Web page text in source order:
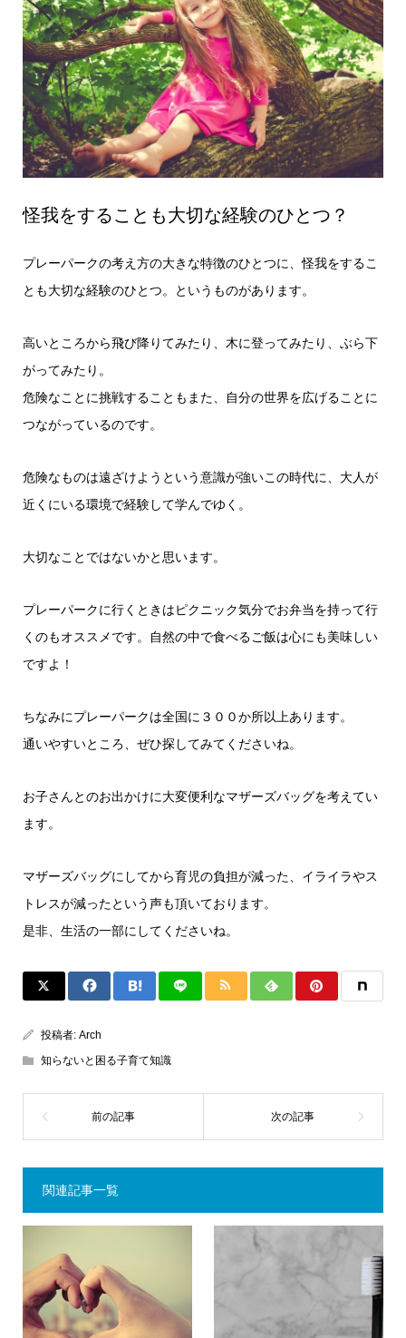
怪我をすることも大切な経験のひとつ？
プレーパークの考え方の大きな特徴のひとつに、怪我をするこ
とも大切な経験のひとつ。というものがあります。
高いところから飛び降りてみたり、木に登ってみたり、ぶら下
がってみたり。
危険なことに挑戦することもまた、自分の世界を広げることに
つながっているのです。
危険なものは遠ざけようという意識が強いこの時代に、大人が
近くにいる環境で経験して学んでゆく。
大切なことではないかと思います。
プレーパークに行くときはピクニック気分でお弁当を持って行
くのもオススメです。自然の中で食べるご飯は心にも美味しい
ですよ！
ちなみにプレーパークは全国に３００か所以上あります。
通いやすいところ、ぜひ探してみてくださいね。
お子さんとのお出かけに大変便利なマザーズバッグを考えてい
ます。
マザーズバッグにしてから育児の負担が減った、イライラやス
トレスが減ったという声も頂いております。
是非、生活の一部にしてくださいね。
投稿者: Arch
知らないと困る子育て知識
関連記事一覧